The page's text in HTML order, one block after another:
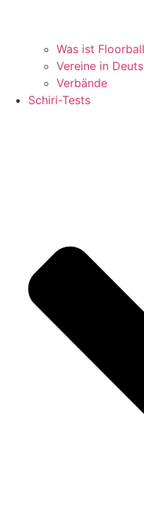
Was ist
Vereine in
Verbände
Schiri-Tests